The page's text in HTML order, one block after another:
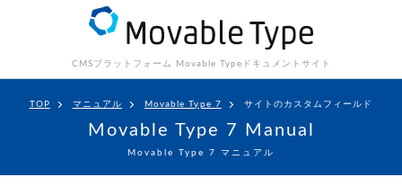
CMSプラットフォーム Movable Type ドキュメントサイト
TOP マニュアル Movable Type 7 サイトのカスタムフィールド
Movable Type 7 Manual
Movable Type 7 マニュアル